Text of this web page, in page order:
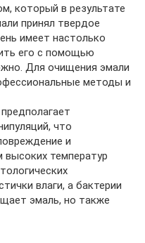
который в результате
принял твердое
имеет настолько
его с помощью
Для очищения эмали
методы и
что
и
температур
влаги, а бактерии
эмаль, но также